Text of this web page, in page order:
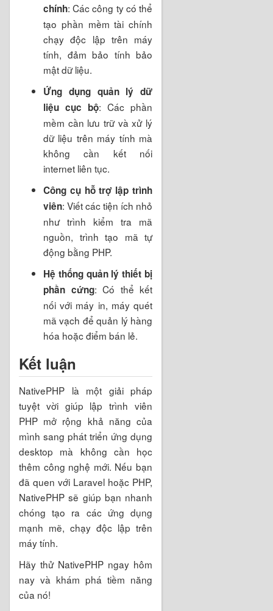
chính: Các công ty có thể
tạo phần mềm tài chính
chạy độc lập trên máy
tính, đảm bảo tính bảo
mật dữ liệu.
Ứng dụng quản lý dữ
liệu cục bộ: Các phần
mềm cần lưu trữ và xử lý
dữ liệu trên máy tính mà
không cần kết nối
internet liên tục.
Công cụ hỗ trợ lập trình
viên: Viết các tiện ích nhỏ
như trình kiểm tra mã
nguồn, trình tạo mã tự
động bằng PHP.
Hệ thống quản lý thiết bị
phần cứng: Có thể kết
nối với máy in, máy quét
mã vạch để quản lý hàng
hóa hoặc điểm bán lẻ.
Kết luận
NativePHP là một giải pháp
tuyệt vời giúp lập trình viên
PHP mở rộng khả năng của
mình sang phát triển ứng dụng
desktop mà không cần học
thêm công nghệ mới. Nếu bạn
đã quen với Laravel hoặc PHP,
NativePHP sẽ giúp bạn nhanh
chóng tạo ra các ứng dụng
mạnh mẽ, chạy độc lập trên
máy tính.
Hãy thử NativePHP ngay hôm
nay và khám phá tiềm năng
của nó!